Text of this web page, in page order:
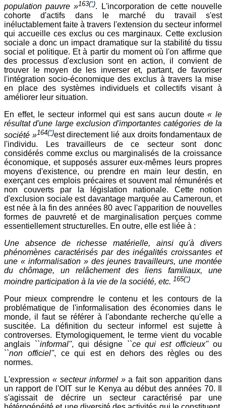
population pauvre »163(*). L'incorporation de cette nouvelle
cohorte d'actifs dans le marché du travail s'est
inéluctablement faite à travers l'extension du secteur informel
qui accueille ces exclus ou ces marginaux. Cette exclusion
sociale a donc un impact dramatique sur la stabilité du tissu
social et politique. Et à partir du moment où l'on affirme que
des processus d'exclusion sont en action, il convient de
trouver le moyen de les inverser et, partant, de favoriser
l'intégration socio-économique des exclus à travers la mise
en place des systèmes individuels et collectifs visant à
améliorer leur situation.
En effet, le secteur informel qui est sans aucun doute« le
résultat d'une large exclusion d'importantes catégories de la
société »164(*)est directement lié aux droits fondamentaux de
l'individu. Les travailleurs de ce secteur sont donc
considérés comme exclus ou marginalisés de la croissance
économique, et supposés assurer eux-mêmes leurs propres
moyens d'existence, ou prendre en main leur destin, en
exerçant ces emplois précaires et souvent mal rémunérés et
non couverts par la législation nationale. Cette notion
d'exclusion sociale est davantage marquée au Cameroun, et
est née à la fin des années 80 avec l'apparition de nouvelles
formes de pauvreté et de marginalisation perçues comme
essentiellement structurelles. En outre, elle est liée à :
Une absence de richesse matérielle, ainsi qu'à divers
phénomènes caractérisés par des inégalités croissantes et
une « informalisation » des jeunes travailleurs, une montée
du chômage, un relâchement des liens familiaux, une
moindre participation à la vie de la société, etc. 165(*)
Pour mieux comprendre le contenu et les contours de la
problématique de l'informalisation des économies dans le
monde, il faut se référer à l'abondante recherche qu'elle a
suscitée. La définition du secteur informel est sujette à
controverses. Etymologiquement, le terme vient du vocable
anglais ``informal'', qui désigne ``ce qui est officieux''ou
``non officiel'', ce qui est en dehors des règles ou des
normes.
L'expression « secteur informel »a fait son apparition dans
un rapport de l'OIT sur le Kenya au début des années 70. Il
s'agissait de décrire un secteur caractérisé par une